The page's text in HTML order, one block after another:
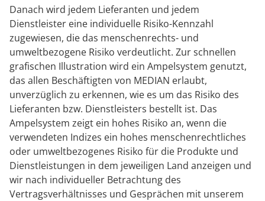
Danach wird jedem Lieferanten und jedem
Dienstleister eine individuelle Risiko-Kennzahl
zugewiesen, die das menschenrechts- und
umweltbezogene Risiko verdeutlicht. Zur schnellen
grafischen Illustration wird ein Ampelsystem genutzt,
das allen Beschäftigten von MEDIAN erlaubt,
unverzüglich zu erkennen, wie es um das Risiko des
Lieferanten bzw. Dienstleisters bestellt ist. Das
Ampelsystem zeigt ein hohes Risiko an, wenn die
verwendeten Indizes ein hohes menschenrechtliches
oder umweltbezogenes Risiko für die Produkte und
Dienstleistungen in dem jeweiligen Land anzeigen und
wir nach individueller Betrachtung des
Vertragsverhältnisses und Gesprächen mit unserem